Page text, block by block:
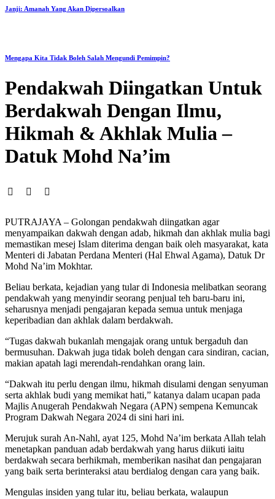
Janji: Amanah Yang Akan Dipersoalkan
Mengapa Kita Tidak Boleh Salah Mengundi Pemimpin?
Pendakwah Diingatkan Untuk
Berdakwah Dengan Ilmu,
Hikmah & Akhlak Mulia –
Datuk Mohd Na’im
PUTRAJAYA – Golongan pendakwah diingatkan agar
menyampaikan dakwah dengan adab, hikmah dan akhlak mulia bagi
memastikan mesej Islam diterima dengan baik oleh masyarakat, kata
Menteri di Jabatan Perdana Menteri (Hal Ehwal Agama), Datuk Dr
Mohd Na’im Mokhtar.
Beliau berkata, kejadian yang tular di Indonesia melibatkan seorang
pendakwah yang menyindir seorang penjual teh baru-baru ini,
seharusnya menjadi pengajaran kepada semua untuk menjaga
keperibadian dan akhlak dalam berdakwah.
“Tugas dakwah bukanlah mengajak orang untuk bergaduh dan
bermusuhan. Dakwah juga tidak boleh dengan cara sindiran, cacian,
makian apatah lagi merendah-rendahkan orang lain.
“Dakwah itu perlu dengan ilmu, hikmah disulami dengan senyuman
serta akhlak budi yang memikat hati,” katanya dalam ucapan pada
Majlis Anugerah Pendakwah Negara (APN) sempena Kemuncak
Program Dakwah Negara 2024 di sini hari ini.
Merujuk surah An-Nahl, ayat 125, Mohd Na’im berkata Allah telah
menetapkan panduan adab berdakwah yang harus diikuti iaitu
berdakwah secara berhikmah, memberikan nasihat dan pengajaran
yang baik serta berinteraksi atau berdialog dengan cara yang baik.
Mengulas insiden yang tular itu, beliau berkata, walaupun